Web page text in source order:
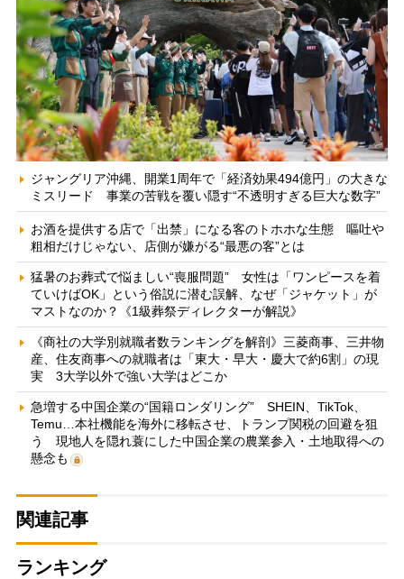
ジャングリア沖縄、開業1周年で「経済効果494億円」の大きな
ミスリード 事業の苦戦を覆い隠す“不透明すぎる巨大な数字”
お酒を提供する店で「出禁」になる客のトホホな生態 嘔吐や
粗相だけじゃない、店側が嫌がる“最悪の客”とは
猛暑のお葬式で悩ましい“喪服問題” 女性は「ワンピースを着
ていけばOK」という俗説に潜む誤解、なぜ「ジャケット」が
マストなのか？《1級葬祭ディレクターが解説》
《商社の大学別就職者数ランキングを解剖》三菱商事、三井物
産、住友商事への就職者は「東大・早大・慶大で約6割」の現
実 3大学以外で強い大学はどこか
急増する中国企業の“国籍ロンダリング” SHEIN、TikTok、
Temu…本社機能を海外に移転させ、トランプ関税の回避を狙
う 現地人を隠れ蓑にした中国企業の農業参入・土地取得への
懸念も
関連記事
ランキング